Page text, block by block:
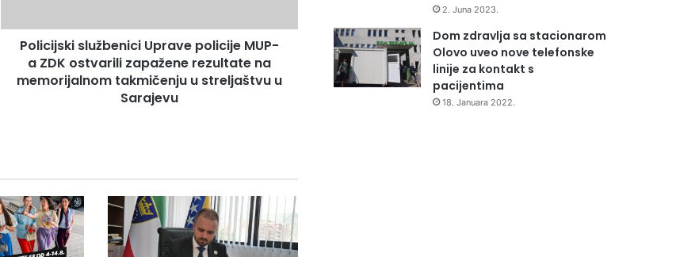
zapažene
rezultate
memorijalnom
Policijski službenici Uprave policije MUP-
a ZDK ostvarili zapažene rezultate na
memorijalnom takmičenju u streljaštvu u
Sarajevu
2. Juna 2023.
Dom zdravlja sa stacionarom
Olovo uveo nove telefonske
linije za kontakt s
pacijentima
18. Januara 2022.